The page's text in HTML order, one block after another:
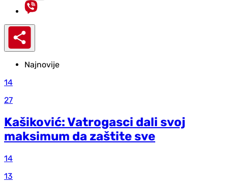
Najnovije
14
27
Kašiković: Vatrogasci dali svoj
maksimum da zaštite sve
14
13